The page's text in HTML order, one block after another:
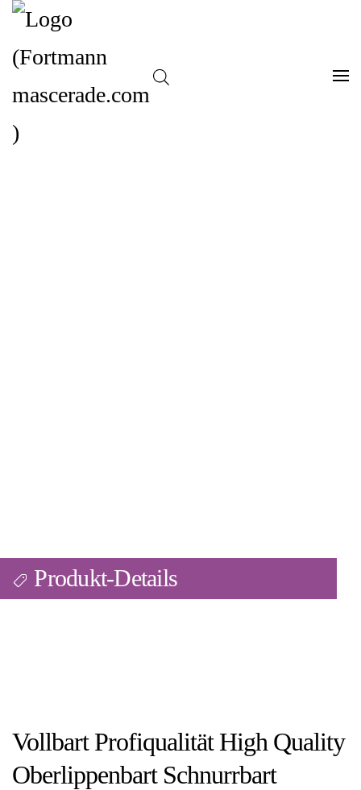
Produkt-Details
Vollbart Profiqualität High Quality
Oberlippenbart Schnurrbart